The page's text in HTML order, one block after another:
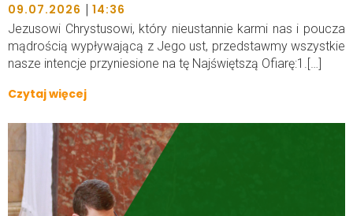
09.07.2026 | 14:36
Jezusowi Chrystusowi, który nieustannie karmi nas i poucza
mądrością wypływającą z Jego ust, przedstawmy wszystkie
nasze intencje przyniesione na tę Najświętszą Ofiarę:1.[…]
Czytaj więcej